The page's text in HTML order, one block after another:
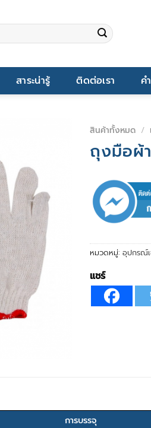
สาระน่ารู้ ติดต่อเรา ค
สินค้าทั้งหมด /
ถุงมือผ้
หมวดหมู่: อุปกรณ์
แชร์
การบรรจุ